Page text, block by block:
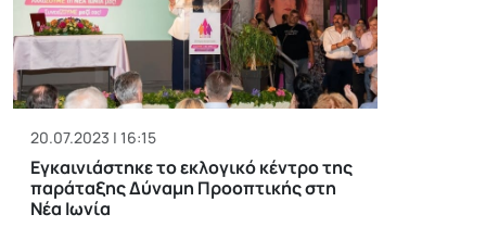
20.07.2023 | 16:15
Εγκαινιάστηκε το εκλογικό κέντρο της
παράταξης Δύναμη Προοπτικής στη
Νέα Ιωνία